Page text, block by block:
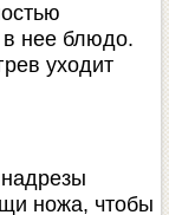
в нее блюдо.
уходит
ножа, чтобы